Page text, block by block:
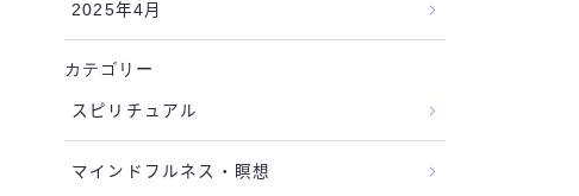
2025年4月
カテゴリー
スピリチュアル
マインドフルネス・瞑想